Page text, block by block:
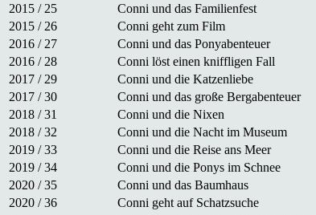
2015 / 25
Conni und das Familienfest
2015 / 26
Conni geht zum Film
2016 / 27
Conni und das Ponyabenteuer
2016 / 28
Conni löst einen kniffligen Fall
2017 / 29
Conni und die Katzenliebe
2017 / 30
Conni und das große Bergabenteuer
2018 / 31
Conni und die Nixen
2018 / 32
Conni und die Nacht im Museum
2019 / 33
Conni und die Reise ans Meer
2019 / 34
Conni und die Ponys im Schnee
2020 / 35
Conni und das Baumhaus
2020 / 36
Conni geht auf Schatzsuche